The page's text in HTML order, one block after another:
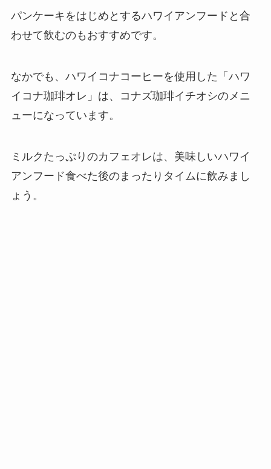
パンケーキをはじめとするハワイアンフードと合
わせて飲むのもおすすめです。
なかでも、ハワイコナコーヒーを使用した「ハワ
イコナ珈琲オレ」は、コナズ珈琲イチオシのメニ
ューになっています。
ミルクたっぷりのカフェオレは、美味しいハワイ
アンフード食べた後のまったりタイムに飲みまし
ょう。